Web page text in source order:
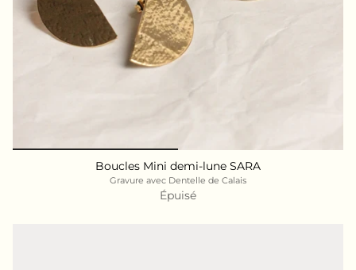
Boucles Mini demi-lune SARA
Gravure avec Dentelle de Calais
Épuisé